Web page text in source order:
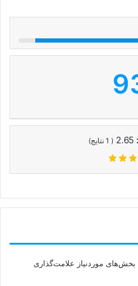
2.65
(
1 نتایج)
بخش‌های موردنیاز علامت‌گذاری